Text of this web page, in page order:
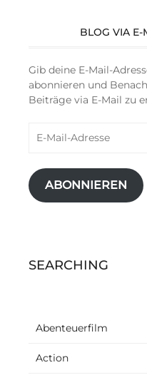
BLOG VIA E-
Gib deine E-Mail-
abonnieren und
Beiträge via E-Mail zu
Mail-
ABONNIEREN
SEARCHING
Abenteuerfilm
Action